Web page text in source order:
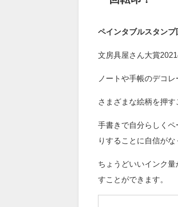
【ノンストッ
回転印！
ペインタブルスタン
文房具屋さん大賞
ノートや手帳のデコ
手書きで自分らしくペ
りすることに自信が